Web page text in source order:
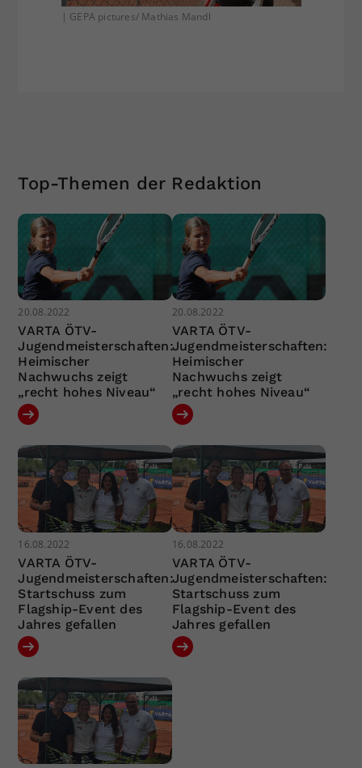
| GEPA pictures/ Mathias Mandl
Top-Themen der Redaktion
20.08.2022
VARTA ÖTV-
Jugendmeisterschaften:
Heimischer
Nachwuchs zeigt
„recht hohes Niveau“
20.08.2022
VARTA ÖTV-
Jugendmeisterschaften:
Heimischer
Nachwuchs zeigt
„recht hohes Niveau“
16.08.2022
VARTA ÖTV-
Jugendmeisterschaften:
Startschuss zum
Flagship-Event des
Jahres gefallen
16.08.2022
VARTA ÖTV-
Jugendmeisterschaften:
Startschuss zum
Flagship-Event des
Jahres gefallen